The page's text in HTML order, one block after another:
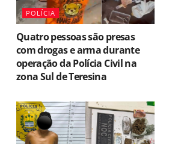
POLÍCIA
Quatro pessoas são presas
com drogas e arma durante
operação da Polícia Civil na
zona Sul de Teresina